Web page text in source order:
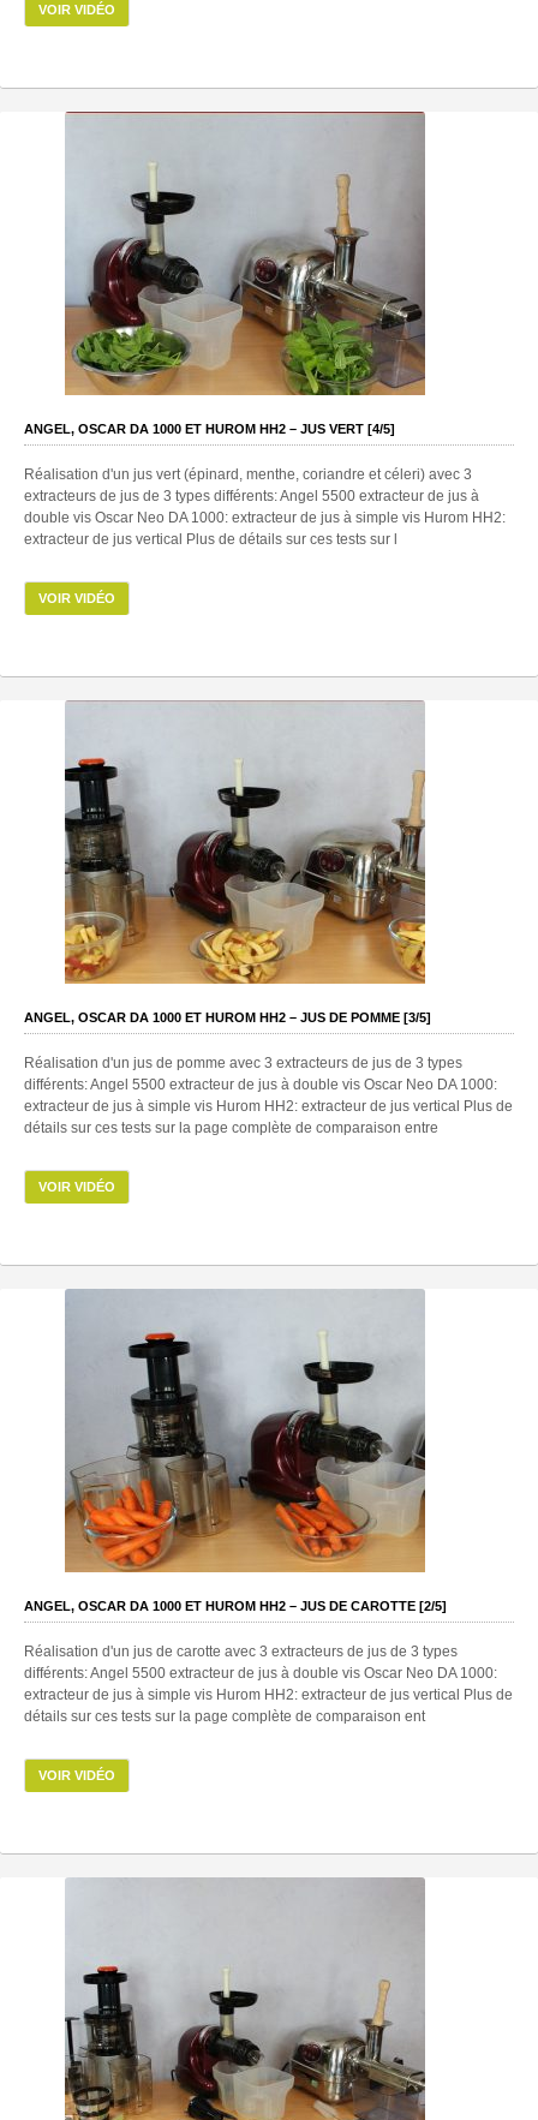
VOIR VIDÉO
ANGEL, OSCAR DA 1000 ET HUROM HH2 – JUS VERT [4/5]
Réalisation d'un jus vert (épinard, menthe, coriandre et céleri) avec 3
extracteurs de jus de 3 types différents: Angel 5500 extracteur de jus à
double vis Oscar Neo DA 1000: extracteur de jus à simple vis Hurom HH2:
extracteur de jus vertical Plus de détails sur ces tests sur l
VOIR VIDÉO
ANGEL, OSCAR DA 1000 ET HUROM HH2 – JUS DE POMME [3/5]
Réalisation d'un jus de pomme avec 3 extracteurs de jus de 3 types
différents: Angel 5500 extracteur de jus à double vis Oscar Neo DA 1000:
extracteur de jus à simple vis Hurom HH2: extracteur de jus vertical Plus de
détails sur ces tests sur la page complète de comparaison entre
VOIR VIDÉO
ANGEL, OSCAR DA 1000 ET HUROM HH2 – JUS DE CAROTTE [2/5]
Réalisation d'un jus de carotte avec 3 extracteurs de jus de 3 types
différents: Angel 5500 extracteur de jus à double vis Oscar Neo DA 1000:
extracteur de jus à simple vis Hurom HH2: extracteur de jus vertical Plus de
détails sur ces tests sur la page complète de comparaison ent
VOIR VIDÉO